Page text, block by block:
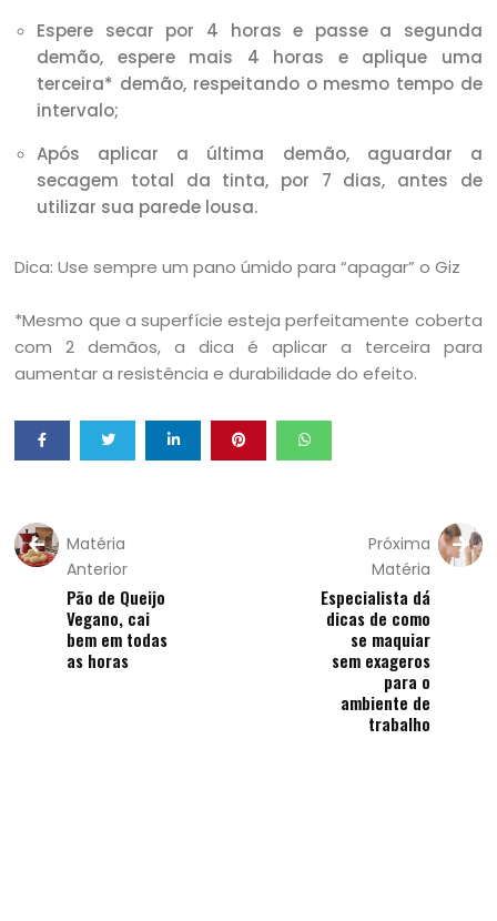
Espere secar por 4 horas e passe a segunda
demão, espere mais 4 horas e aplique uma
terceira* demão, respeitando o mesmo tempo de
intervalo;
Após aplicar a última demão, aguardar a
secagem total da tinta, por 7 dias, antes de
utilizar sua parede lousa.
Dica: Use sempre um pano úmido para “apagar” o Giz
*Mesmo que a superfície esteja perfeitamente coberta
com 2 demãos, a dica é aplicar a terceira para
aumentar a resistência e durabilidade do efeito.
Matéria
Anterior
Pão de Queijo
Vegano, cai
bem em todas
as horas
Próxima
Matéria
Especialista dá
dicas de como
se maquiar
sem exageros
para o
ambiente de
trabalho